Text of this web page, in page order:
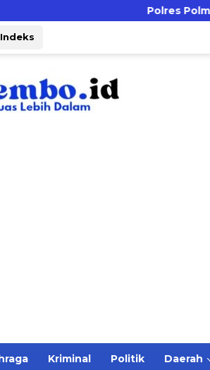
Polres Polman Ungkap
Indeks
Kriminal Politik Daerah